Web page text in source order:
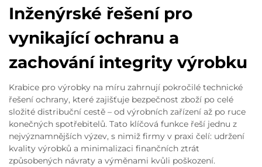
Inženýrské řešení pro
vynikající ochranu a
zachování integrity výrobku
Krabice pro výrobky na míru zahrnují pokročilé technické
řešení ochrany, které zajišťuje bezpečnost zboží po celé
složité distribuční cestě – od výrobních zařízení až po ruce
konečných spotřebitelů. Tato klíčová funkce řeší jednu z
nejvýznamnějších výzev, s nimiž firmy v praxi čelí: udržení
kvality výrobků a minimalizaci finančních ztrát
způsobených návraty a výměnami kvůli poškození.